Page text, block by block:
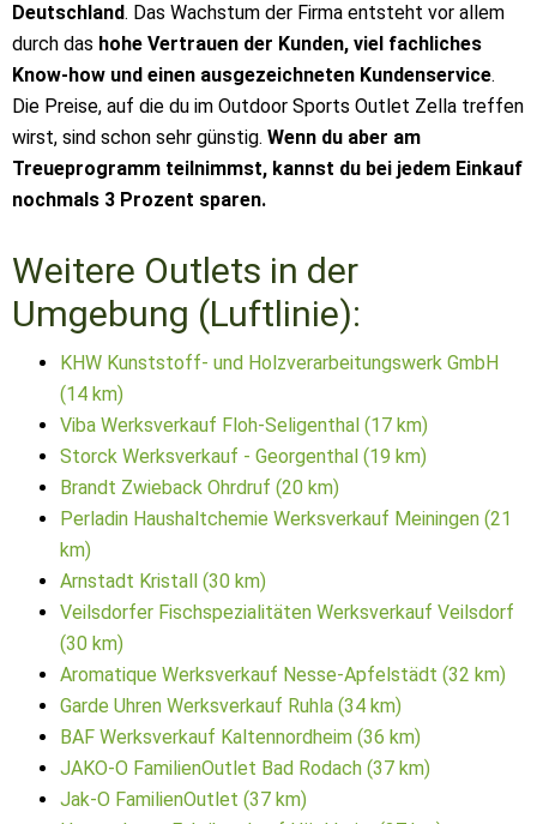
Deutschland. Das Wachstum der Firma entsteht vor allem
durch das hohe Vertrauen der Kunden, viel fachliches
Know-how und einen ausgezeichneten Kundenservice.
Die Preise, auf die du im Outdoor Sports Outlet Zella treffen
wirst, sind schon sehr günstig. Wenn du aber am
Treueprogramm teilnimmst, kannst du bei jedem Einkauf
nochmals 3 Prozent sparen.
Weitere Outlets in der
Umgebung (Luftlinie):
KHW Kunststoff- und Holzverarbeitungswerk GmbH
(14 km)
Viba Werksverkauf Floh-Seligenthal (17 km)
Storck Werksverkauf - Georgenthal (19 km)
Brandt Zwieback Ohrdruf (20 km)
Perladin Haushaltchemie Werksverkauf Meiningen (21
km)
Arnstadt Kristall (30 km)
Veilsdorfer Fischspezialitäten Werksverkauf Veilsdorf
(30 km)
Aromatique Werksverkauf Nesse-Apfelstädt (32 km)
Garde Uhren Werksverkauf Ruhla (34 km)
BAF Werksverkauf Kaltennordheim (36 km)
JAKO-O FamilienOutlet Bad Rodach (37 km)
Jak-O FamilienOutlet (37 km)